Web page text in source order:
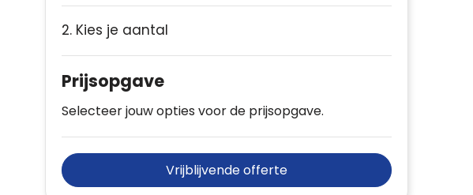
2. Kies je aantal
Prijsopgave
Selecteer jouw opties voor de prijsopgave.
Vrijblijvende offerte